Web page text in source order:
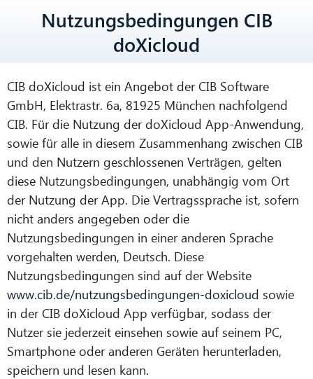
Nutzungsbedingungen CIB
doXicloud
CIB doXicloud ist ein Angebot der CIB Software
GmbH, Elektrastr. 6a, 81925 München nachfolgend
CIB. Für die Nutzung der doXicloud App-Anwendung,
sowie für alle in diesem Zusammenhang zwischen CIB
und den Nutzern geschlossenen Verträgen, gelten
diese Nutzungsbedingungen, unabhängig vom Ort
der Nutzung der App. Die Vertragssprache ist, sofern
nicht anders angegeben oder die
Nutzungsbedingungen in einer anderen Sprache
vorgehalten werden, Deutsch. Diese
Nutzungsbedingungen sind auf der Website
www.cib.de/nutzungsbedingungen-doxicloud sowie
in der CIB doXicloud App verfügbar, sodass der
Nutzer sie jederzeit einsehen sowie auf seinem PC,
Smartphone oder anderen Geräten herunterladen,
speichern und lesen kann.